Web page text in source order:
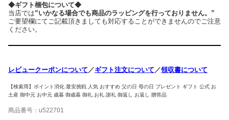
◆ギフト梱包について◆
当店では”いかなる場合でも商品のラッピングを行っておりません。”
ご要望欄にてご記載頂きましても対応することができませんのでご注意
ください。
レビュークーポンについて ／ギフト注文について ／領収書について
【検索用】ポイント消化 最安挑戦 人気 おすすめ 父の日 母の日 プレゼント ギフト 公式 お
土産 御中元 お中元 歳暮 御歳暮 御礼 お礼 謝礼 御返し お返し 贈答品
商品番号：u522701